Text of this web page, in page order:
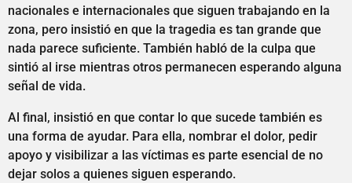
nacionales e internacionales que siguen trabajando en la
zona, pero insistió en que la tragedia es tan grande que
nada parece suficiente. También habló de la culpa que
sintió al irse mientras otros permanecen esperando alguna
señal de vida.
Al final, insistió en que contar lo que sucede también es
una forma de ayudar. Para ella, nombrar el dolor, pedir
apoyo y visibilizar a las víctimas es parte esencial de no
dejar solos a quienes siguen esperando.